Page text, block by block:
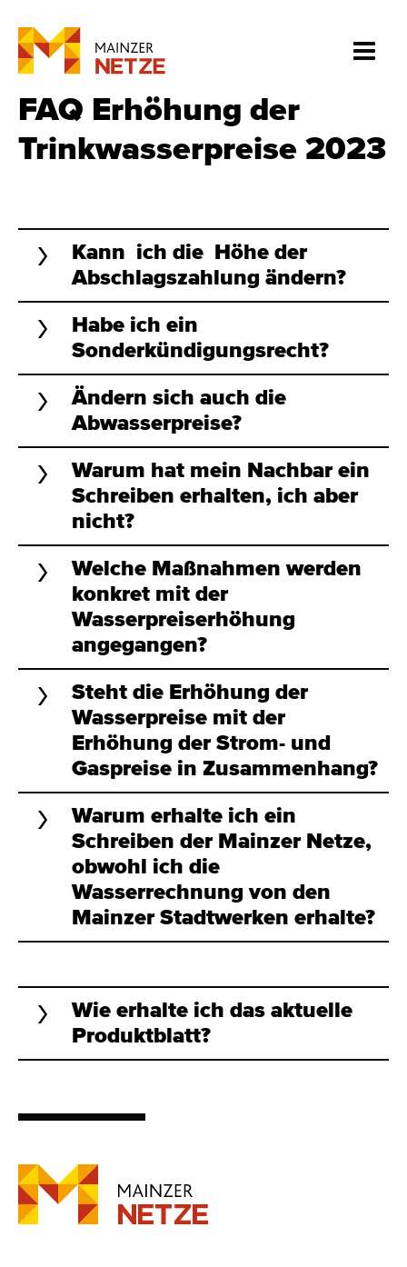
FAQ Erhöhung der
Trinkwasserpreise 2023
Kann ich die Höhe der
Abschlagszahlung ändern?
Habe ich ein
Sonderkündigungsrecht?
Ändern sich auch die
Abwasserpreise?
Warum hat mein Nachbar ein
Schreiben erhalten, ich aber
nicht?
Welche Maßnahmen werden
konkret mit der
Wasserpreiserhöhung
angegangen?
Steht die Erhöhung der
Wasserpreise mit der
Erhöhung der Strom- und
Gaspreise in Zusammenhang?
Warum erhalte ich ein
Schreiben der Mainzer Netze,
obwohl ich die
Wasserrechnung von den
Mainzer Stadtwerken erhalte?
Wie erhalte ich das aktuelle
Produktblatt?